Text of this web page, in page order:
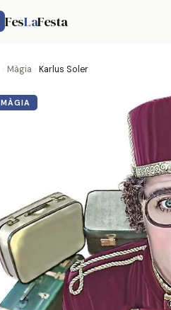
FesLaFesta
Màgia Karlus Soler
MÀGIA